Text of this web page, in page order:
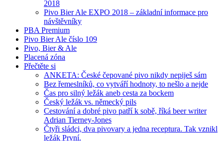
2018
Pivo Bier Ale EXPO 2018 – základní informace pro
návštěvníky
PBA Premium
Pivo Bier Ale číslo 109
Pivo, Bier & Ale
Placená zóna
Přečtěte si
ANKETA: České čepované pivo nikdy nepiješ sám
Bez řemeslníků, co vytváří hodnoty, to nešlo a nejde
Čas pro silný ležák aneb cesta za bockem
Český ležák vs. německý pils
Cestování a dobré pivo patří k sobě, říká beer writer
Adrian Tierney-Jones
Čtyři sládci, dva pivovary a jedna receptura. Tak vznikl
ležák První.